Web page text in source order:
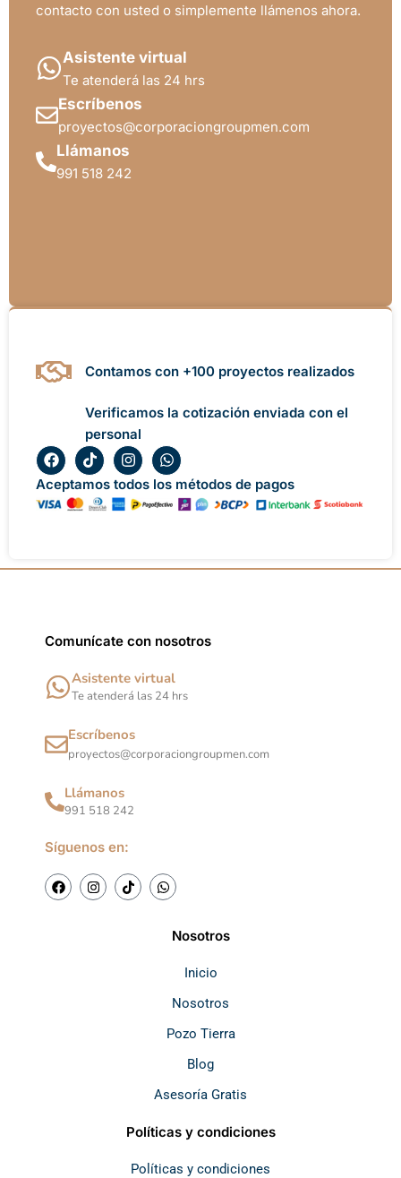
contacto con usted o simplemente llámenos ahora.
Asistente virtual
Te atenderá las 24 hrs
Escríbenos
proyectos@corporaciongroupmen.com
Llámanos
991 518 242
Contamos con +100 proyectos realizados
Verificamos la cotización enviada con el
personal
F
a
c
e
b
T
i
k
t
o
I
n
s
t
a
m
W
h
a
s
Aceptamos todos los métodos de pagos
Comunícate con nosotros
Asistente virtual
Te atenderá las 24 hrs
Escríbenos
proyectos@corporaciongroupmen.com
Llámanos
991 518 242
Síguenos en:
F
a
c
I
n
s
T
i
k
W
h
a
Nosotros
Inicio
Nosotros
Pozo Tierra
Blog
Asesoría Gratis
Políticas y condiciones
Políticas y condiciones